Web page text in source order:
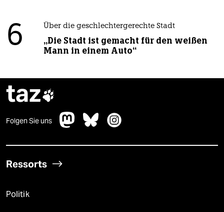
6 Über die geschlechtergerechte Stadt
„Die Stadt ist gemacht für den weißen
Mann in einem Auto“
taz
Folgen Sie uns
Ressorts
Politik